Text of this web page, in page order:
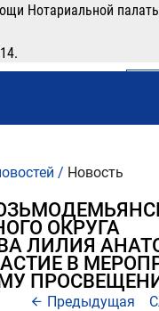
Нотариальной
дни понедельник-
/ Новость
ОКРУГА
ЛИЛИЯ
В
Предыдущая